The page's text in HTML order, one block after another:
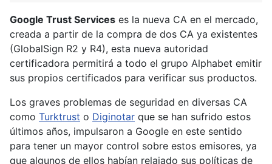
Google Trust Services es la nueva CA en el mercado,
creada a partir de la compra de dos CA ya existentes
(GlobalSign R2 y R4), esta nueva autoridad
certificadora permitirá a todo el grupo Alphabet emitir
sus propios certificados para verificar sus productos.
Los graves problemas de seguridad en diversas CA
como Turktrust o Diginotar que se han sufrido estos
últimos años, impulsaron a Google en este sentido
para tener un mayor control sobre estos emisores, ya
que algunos de ellos habían relajado sus políticas de